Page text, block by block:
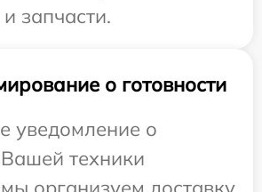
запчасти.
о готовности
уведомление о
техники